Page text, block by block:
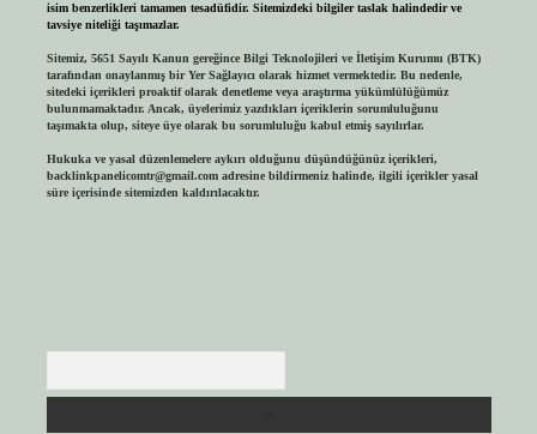
isim benzerlikleri tamamen tesadüfidir. Sitemizdeki bilgiler taslak halindedir ve
tavsiye niteliği taşımazlar.
Sitemiz, 5651 Sayılı Kanun gereğince Bilgi Teknolojileri ve İletişim Kurumu (BTK)
tarafından onaylanmış bir Yer Sağlayıcı olarak hizmet vermektedir. Bu nedenle,
sitedeki içerikleri proaktif olarak denetleme veya araştırma yükümlülüğümüz
bulunmamaktadır. Ancak, üyelerimiz yazdıkları içeriklerin sorumluluğunu
taşımakta olup, siteye üye olarak bu sorumluluğu kabul etmiş sayılırlar.
Hukuka ve yasal düzenlemelere aykırı olduğunu düşündüğünüz içerikleri,
backlinkpanelicomtr@gmail.comadresine bildirmeniz halinde, ilgili içerikler yasal
süre içerisinde sitemizden kaldırılacaktır.